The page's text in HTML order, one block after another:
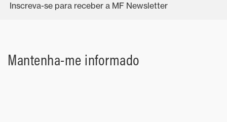
Inscreva-se para receber a MF Newsletter
Mantenha-me informado